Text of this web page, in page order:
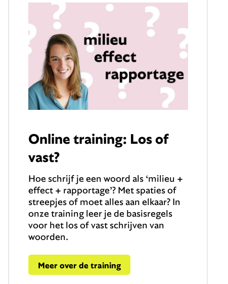
Online training: Los of
vast?
Hoe schrijf je een woord als ‘milieu +
effect + rapportage’? Met spaties of
streepjes of moet alles aan elkaar? In
onze training leer je de basisregels
voor het los of vast schrijven van
woorden.
Meer over de training